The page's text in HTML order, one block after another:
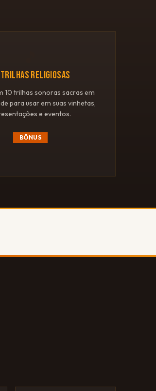
RELIGIOSAS
10 trilhas sonoras sacras em
para usar em suas vinhetas,
e eventos.
BÔNUS